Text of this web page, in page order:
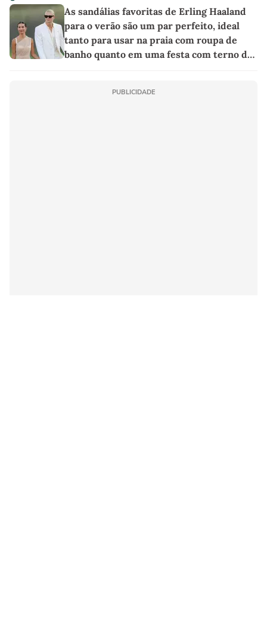
As sandálias favoritas de Erling Haaland
para o verão são um par perfeito, ideal
tanto para usar na praia com roupa de
banho quanto em uma festa com terno de
PUBLICIDADE